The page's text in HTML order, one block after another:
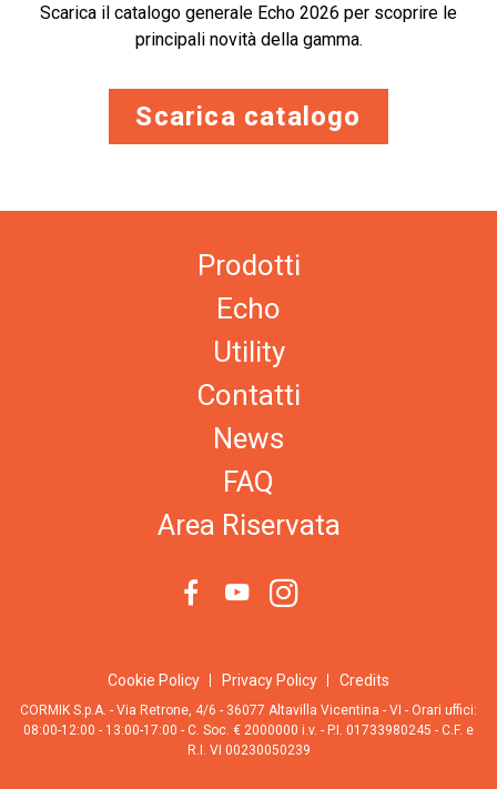
Scarica il catalogo generale Echo 2026 per scoprire le
principali novità della gamma.
Scarica catalogo
Prodotti
Echo
Utility
Contatti
News
FAQ
Area Riservata
Cookie Policy Privacy Policy Credits
CORMIK S.p.A. - Via Retrone, 4/6 - 36077 Altavilla Vicentina - VI - Orari uffici:
08:00-12:00 - 13:00-17:00 - C. Soc. € 2000000 i.v. - P.I. 01733980245 - C.F. e
R.I. VI 00230050239